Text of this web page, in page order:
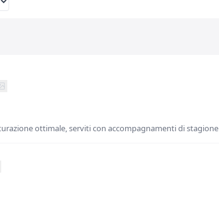
ottimale, serviti con accompagnamenti di stagione